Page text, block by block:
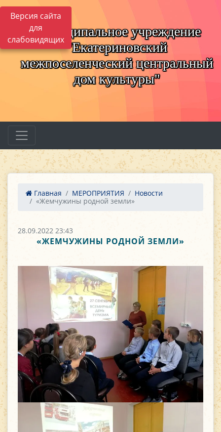
Версия сайта
для
слабовидящих
Муниципальное учреждение
"Екатериновский
межпоселенческий центральный
дом культуры"
Главная МЕРОПРИЯТИЯ
Новости
«Жемчужины родной земли»
28.09.2022 23:43
«ЖЕМЧУЖИНЫ РОДНОЙ ЗЕМЛИ»